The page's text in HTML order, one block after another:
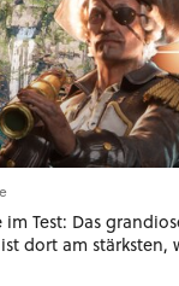
im Test: Das
dort am stärksten,